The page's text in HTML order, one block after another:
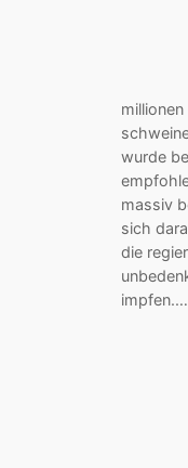
wurde
massiv
sich
die
impfen.…